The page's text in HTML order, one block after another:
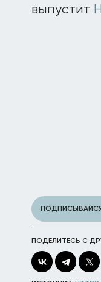
выпустит
ПОДПИСЫВАЙСЯ
ПОДЕЛИТЕСЬ С